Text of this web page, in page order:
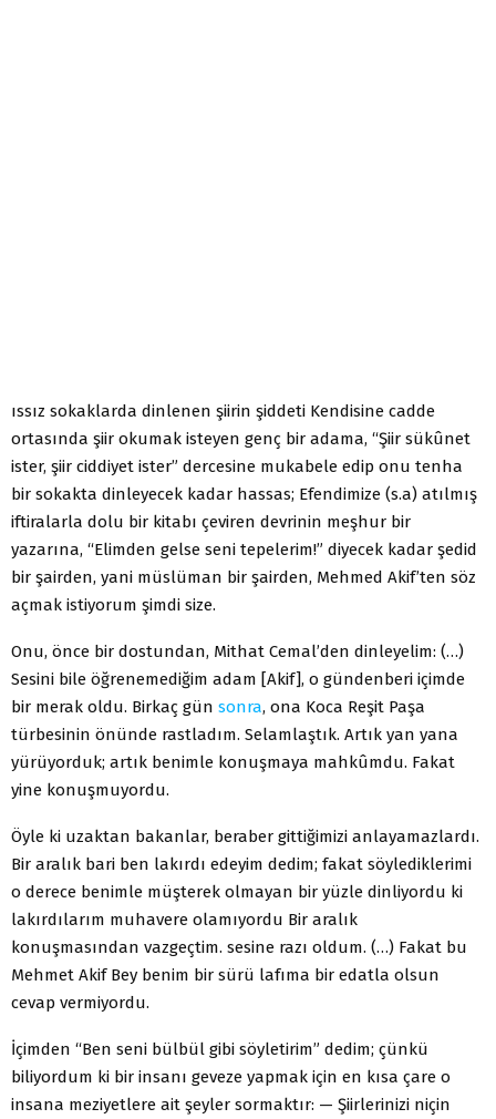
ıssız sokaklarda dinlenen şiirin şiddeti Kendisine cadde
ortasında şiir okumak isteyen genç bir adama, “Şiir sükûnet
ister, şiir ciddiyet ister” dercesine mukabele edip onu tenha
bir sokakta dinleyecek kadar hassas; Efendimize (s.a) atılmış
iftiralarla dolu bir kitabı çeviren devrinin meşhur bir
yazarına, “Elimden gelse seni tepelerim!” diyecek kadar şedid
bir şairden, yani müslüman bir şairden, Mehmed Akif’ten söz
açmak istiyorum şimdi size.
Onu, önce bir dostundan, Mithat Cemal’den dinleyelim: (…)
Sesini bile öğrenemediğim adam [Akif], o gündenberi içimde
bir merak oldu. Birkaç gün sonra, ona Koca Reşit Paşa
türbesinin önünde rastladım. Selamlaştık. Artık yan yana
yürüyorduk; artık benimle konuşmaya mahkûmdu. Fakat
yine konuşmuyordu.
Öyle ki uzaktan bakanlar, beraber gittiğimizi anlayamazlardı.
Bir aralık bari ben lakırdı edeyim dedim; fakat söylediklerimi
o derece benimle müşterek olmayan bir yüzle dinliyordu ki
lakırdılarım muhavere olamıyordu Bir aralık
konuşmasından vazgeçtim. sesine razı oldum. (…) Fakat bu
Mehmet Akif Bey benim bir sürü lafıma bir edatla olsun
cevap vermiyordu.
İçimden “Ben seni bülbül gibi söyletirim” dedim; çünkü
biliyordum ki bir insanı geveze yapmak için en kısa çare o
insana meziyetlere ait şeyler sormaktır: — Şiirlerinizi niçin